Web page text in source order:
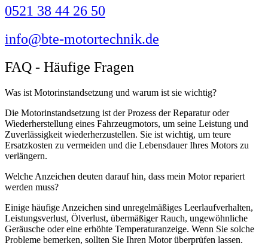
0521 38 44 26 50
info@bte-motortechnik.de
FAQ - Häufige Fragen
Was ist Motorinstandsetzung und warum ist sie wichtig?
Die Motorinstandsetzung ist der Prozess der Reparatur oder
Wiederherstellung eines Fahrzeugmotors, um seine Leistung und
Zuverlässigkeit wiederherzustellen. Sie ist wichtig, um teure
Ersatzkosten zu vermeiden und die Lebensdauer Ihres Motors zu
verlängern.
Welche Anzeichen deuten darauf hin, dass mein Motor repariert
werden muss?
Einige häufige Anzeichen sind unregelmäßiges Leerlaufverhalten,
Leistungsverlust, Ölverlust, übermäßiger Rauch, ungewöhnliche
Geräusche oder eine erhöhte Temperaturanzeige. Wenn Sie solche
Probleme bemerken, sollten Sie Ihren Motor überprüfen lassen.